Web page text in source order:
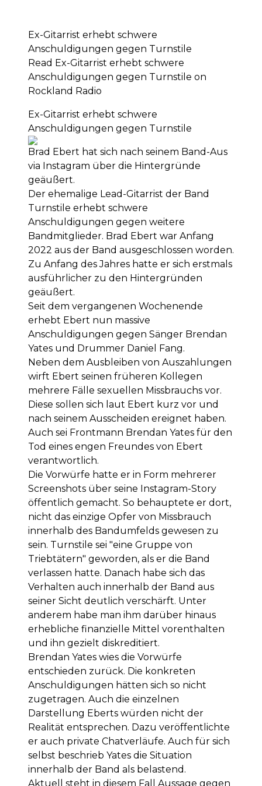
Ex-Gitarrist erhebt schwere
Anschuldigungen gegen Turnstile
Read Ex-Gitarrist erhebt schwere
Anschuldigungen gegen Turnstile on
Rockland Radio
Ex-Gitarrist erhebt schwere
Anschuldigungen gegen Turnstile
Brad Ebert hat sich nach seinem Band-Aus
via Instagram über die Hintergründe
geäußert.
Der ehemalige Lead-Gitarrist der Band
Turnstile erhebt schwere
Anschuldigungen gegen weitere
Bandmitglieder. Brad Ebert war Anfang
2022 aus der Band ausgeschlossen worden.
Zu Anfang des Jahres hatte er sich erstmals
ausführlicher zu den Hintergründen
geäußert.
Seit dem vergangenen Wochenende
erhebt Ebert nun massive
Anschuldigungen gegen Sänger Brendan
Yates und Drummer Daniel Fang.
Neben dem Ausbleiben von Auszahlungen
wirft Ebert seinen früheren Kollegen
mehrere Fälle sexuellen Missbrauchs vor.
Diese sollen sich laut Ebert kurz vor und
nach seinem Ausscheiden ereignet haben.
Auch sei Frontmann Brendan Yates für den
Tod eines engen Freundes von Ebert
verantwortlich.
Die Vorwürfe hatte er in Form mehrerer
Screenshots über seine Instagram-Story
öffentlich gemacht. So behauptete er dort,
nicht das einzige Opfer von Missbrauch
innerhalb des Bandumfelds gewesen zu
sein. Turnstile sei "eine Gruppe von
Triebtätern" geworden, als er die Band
verlassen hatte. Danach habe sich das
Verhalten auch innerhalb der Band aus
seiner Sicht deutlich verschärft. Unter
anderem habe man ihm darüber hinaus
erhebliche finanzielle Mittel vorenthalten
und ihn gezielt diskreditiert.
Brendan Yates wies die Vorwürfe
entschieden zurück. Die konkreten
Anschuldigungen hätten sich so nicht
zugetragen. Auch die einzelnen
Darstellung Eberts würden nicht der
Realität entsprechen. Dazu veröffentlichte
er auch private Chatverläufe. Auch für sich
selbst beschrieb Yates die Situation
innerhalb der Band als belastend.
Aktuell steht in diesem Fall Aussage gegen